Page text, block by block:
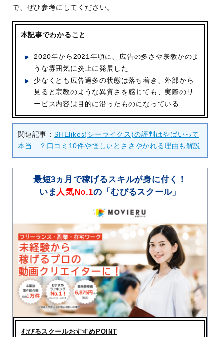
で、ぜひ参考にしてください。
本記事でわかること
2020年から2021年頃に、広告の多さや宗教かのよ
うな雰囲気に炎上に発展した
少なくとも広告過多の状態は落ち着き、外部から
見ると宗教のような異質さを感じても、実際のサ
ービス内容は目的に沿ったものになっている
関連記事： SHElikes(シーライクス)の評判はやばいって
本当…？口コミ10件や怪しいとささやかれる理由も解説
最短3ヵ月で稼げるスキルが身に付く！
いま 人気No.1の「むびるスクール」
むびるスクールおすすめPOINT